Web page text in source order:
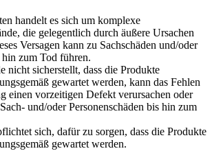
handelt es sich um komplexe
die gelegentlich durch äußere Ursachen
Versagen kann zu Sachschäden und/oder
hin zum Tod führen.
nicht sicherstellt, dass die Produkte
gewartet werden, kann das Fehlen
einen vorzeitigen Defekt verursachen oder
und/oder Personenschäden bis hin zum
sich, dafür zu sorgen, dass die Produkte
gewartet werden.